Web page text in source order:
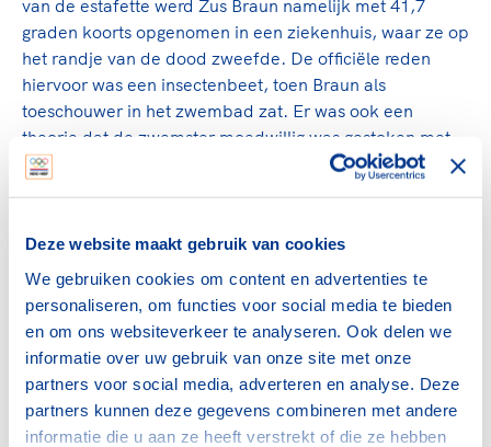
Deze website maakt gebruik van cookies
We gebruiken cookies om content en advertenties te
personaliseren, om functies voor social media te bieden
en om ons websiteverkeer te analyseren. Ook delen we
informatie over uw gebruik van onze site met onze
partners voor social media, adverteren en analyse. Deze
partners kunnen deze gegevens combineren met andere
informatie die u aan ze heeft verstrekt of die ze hebben
van de estafette werd Zus Braun namelijk met 41,7
graden koorts opgenomen in een ziekenhuis, waar ze op
het randje van de dood zweefde. De officiële reden
hiervoor was een insectenbeet, toen Braun als
toeschouwer in het zwembad zat. Er was ook een
theorie dat de zwemster moedwillig was gestoken met
een injectienaald om haar kansen op olympisch goud te
kampioen zou worden, en om te voorkomen dat ze die
misliep, moest Braun worden uitgeschakeld.
Ook werd vermoed dat er een goksyndicaat achter zat,
wat niet geheel onaannemelijk hoefde te zijn. In 1932
werd er stevig gegokt op de uitslagen van wedstrijden.
Het was in ieder geval een affaire, die in Nederland de
voorpagina’s haalde.